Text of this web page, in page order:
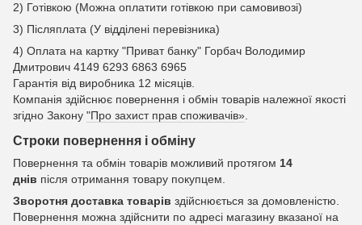
2) Готівкою (Можна оплатити готівкою при самовивозі)
3) Післяплата (У відділені перевізника)
4) Оплата на картку "Приват банку" Горбач Володимир
Дмитрович 4149 6293 6863 6965
Гарантія від виробника 12 місяців.
Компанія здійснює повернення і обмін товарів належної якості
згідно Закону "Про захист прав споживачів».
Строки повернення і обміну
Повернення та обмін товарів можливий протягом 14
днів після отримання товару покупцем.
Зворотня доставка товарів здійснюється за домовленістю.
Повернення можна здійснити по адресі магазину вказаної на